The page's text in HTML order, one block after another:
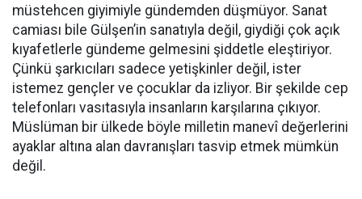
müstehcen giyimiyle gündemden düşmüyor. Sanat
camiası bile Gülşen’in sanatıyla değil, giydiği çok açık
kıyafetlerle gündeme gelmesini şiddetle eleştiriyor.
Çünkü şarkıcıları sadece yetişkinler değil, ister
istemez gençler ve çocuklar da izliyor. Bir şekilde cep
telefonları vasıtasıyla insanların karşılarına çıkıyor.
Müslüman bir ülkede böyle milletin manevî değerlerini
ayaklar altına alan davranışları tasvip etmek mümkün
değil.